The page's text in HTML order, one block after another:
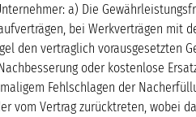
a) Die
bei Werkverträgen mit
den vertraglich vorausgesetzten
oder kostenlose
Fehlschlagen der
vom Vertrag zurücktreten, wobei